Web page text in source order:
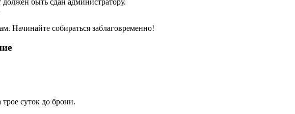
Начинайте собираться заблаговременно!
суток до брони.